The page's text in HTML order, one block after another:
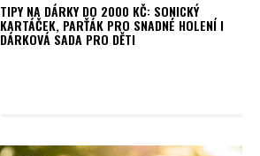
TIPY NA DÁRKY DO 2000 KČ: SONICKÝ
KARTÁČEK, PARŤÁK PRO SNADNÉ HOLENÍ I
DÁRKOVÁ SADA PRO DĚTI